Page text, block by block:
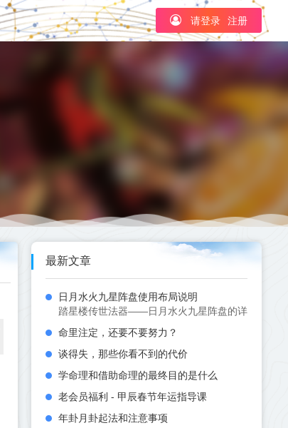
请登录 注册
最新文章
日月水火九星阵盘使用布局说明
踏星楼传世法器——日月水火九星阵盘的详细使用
命里注定，还要不要努力？
谈得失，那些你看不到的代价
学命理和借助命理的最终目的是什么
老会员福利 - 甲辰春节年运指导课
年卦月卦起法和注意事项